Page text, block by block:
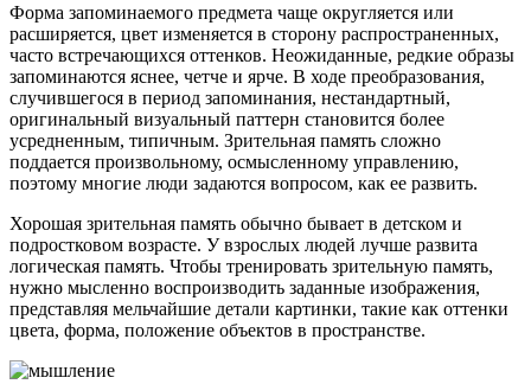
Форма запоминаемого предмета чаще округляется или
расширяется, цвет изменяется в сторону распространенных,
часто встречающихся оттенков. Неожиданные, редкие образы
запоминаются яснее, четче и ярче. В ходе преобразования,
случившегося в период запоминания, нестандартный,
оригинальный визуальный паттерн становится более
усредненным, типичным. Зрительная память сложно
поддается произвольному, осмысленному управлению,
поэтому многие люди задаются вопросом, как ее развить.
Хорошая зрительная память обычно бывает в детском и
подростковом возрасте. У взрослых людей лучше развита
логическая память. Чтобы тренировать зрительную память,
нужно мысленно воспроизводить заданные изображения,
представляя мельчайшие детали картинки, такие как оттенки
цвета, форма, положение объектов в пространстве.